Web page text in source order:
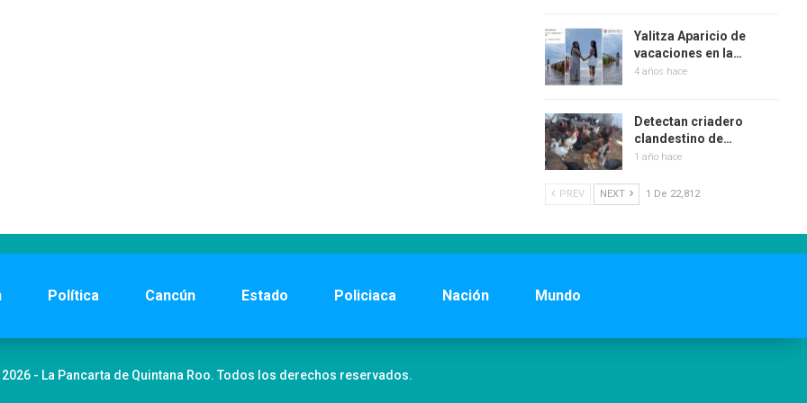
Yalitza Aparicio de
vacaciones en la…
4 años hace
Detectan criadero
clandestino de…
1 año hace
PREV NEXT 1 De 22,812
Política Cancún Estado Policiaca Nación Mundo
- La Pancarta de Quintana Roo. Todos los derechos reservados.